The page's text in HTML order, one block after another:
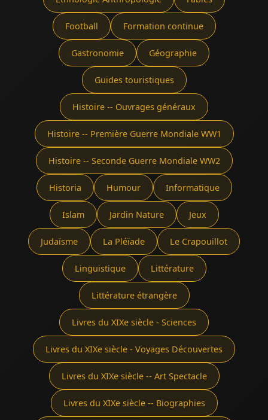
Football Formation continue
Gastronomie Géographie
Guides touristiques
Histoire -- Ouvrages généraux
Histoire -- Première Guerre Mondiale WW1
Histoire -- Seconde Guerre Mondiale WW2
Historia Humour Informatique
Islam Jardin Nature Jeux
Judaïsme La Pléïade Le Crapouillot
Linguistique Littérature
Littérature étrangère
Livres du XIXe siècle - Sciences
Livres du XIXe siècle - Voyages Découvertes
Livres du XIXe siècle -- Art Spectacle
Livres du XIXe siècle -- Biographies